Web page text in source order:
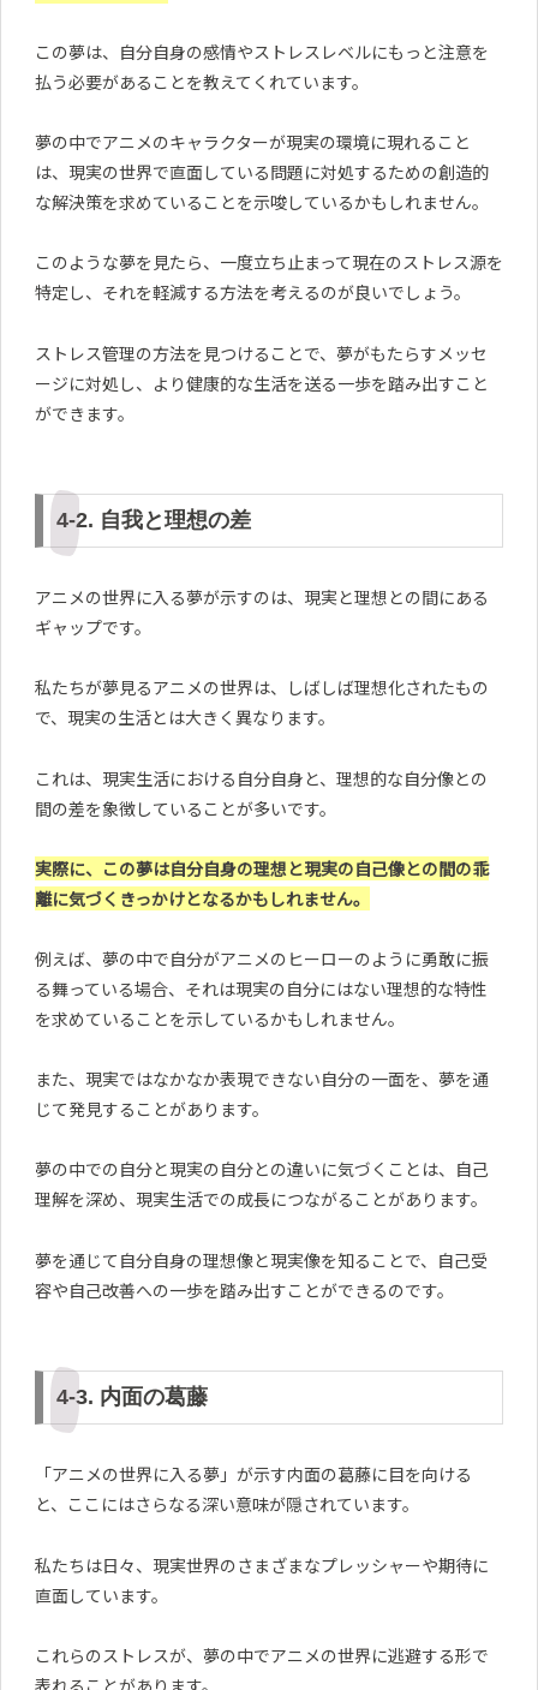
この夢は、自分自身の感情やストレスレベルにもっと注意を
払う必要があることを教えてくれています。
夢の中でアニメのキャラクターが現実の環境に現れること
は、現実の世界で直面している問題に対処するための創造的
な解決策を求めていることを示唆しているかもしれません。
このような夢を見たら、一度立ち止まって現在のストレス源を
特定し、それを軽減する方法を考えるのが良いでしょう。
ストレス管理の方法を見つけることで、夢がもたらすメッセ
ージに対処し、より健康的な生活を送る一歩を踏み出すこと
ができます。
4-2. 自我と理想の差
アニメの世界に入る夢が示すのは、現実と理想との間にある
ギャップです。
私たちが夢見るアニメの世界は、しばしば理想化されたもの
で、現実の生活とは大きく異なります。
これは、現実生活における自分自身と、理想的な自分像との
間の差を象徴していることが多いです。
実際に、この夢は自分自身の理想と現実の自己像との間の乖
離に気づくきっかけとなるかもしれません。
例えば、夢の中で自分がアニメのヒーローのように勇敢に振
る舞っている場合、それは現実の自分にはない理想的な特性
を求めていることを示しているかもしれません。
また、現実ではなかなか表現できない自分の一面を、夢を通
じて発見することがあります。
夢の中での自分と現実の自分との違いに気づくことは、自己
理解を深め、現実生活での成長につながることがあります。
夢を通じて自分自身の理想像と現実像を知ることで、自己受
容や自己改善への一歩を踏み出すことができるのです。
4-3. 内面の葛藤
「アニメの世界に入る夢」が示す内面の葛藤に目を向ける
と、ここにはさらなる深い意味が隠されています。
私たちは日々、現実世界のさまざまなプレッシャーや期待に
直面しています。
これらのストレスが、夢の中でアニメの世界に逃避する形で
表れることがあります。